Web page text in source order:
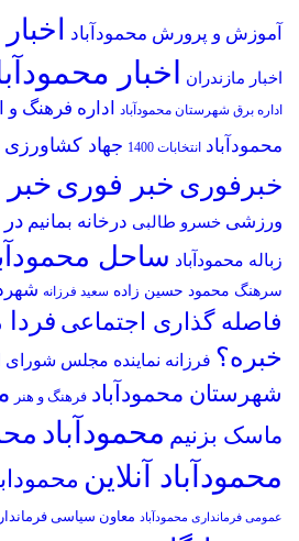
آموزش و پرورش محمودآباد
اخبار مازندران اخبار
اداره برق شهرستان محمودآباد
اداره فرهنگ
محمودآباد انتخابات 1400 جهاد کشاورزی
خبرفوری خبر فوری خبر
ورزشی خسرو طالبی درخانه بمانیم در
زباله محمودآباد ساحل
سرهنگ محمود حسین زاده سعید فرزانه
فاصله گذاری اجتماعی فردا
خبره؟ فرزانه نماینده مجلس شورای
شهرستان محمودآباد فرهنگ و هنر
ماسک بزنیم محمودآباد
محمودآباد آنلاین
عمومی فرمانداری محمودآباد معاون سیاسی